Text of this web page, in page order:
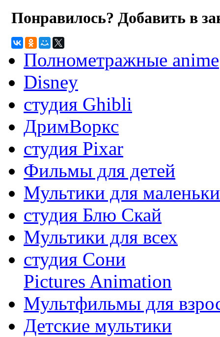
Понравилось? Добавить в
Полнометражные anime
Disney
студия Ghibli
ДримВоркс
студия Pixar
Фильмы для детей
Мультики для
студия Блю Скай
Мультики для всех
студия Сони
Pictures Animation
Мультфильмы для
Детские мультики